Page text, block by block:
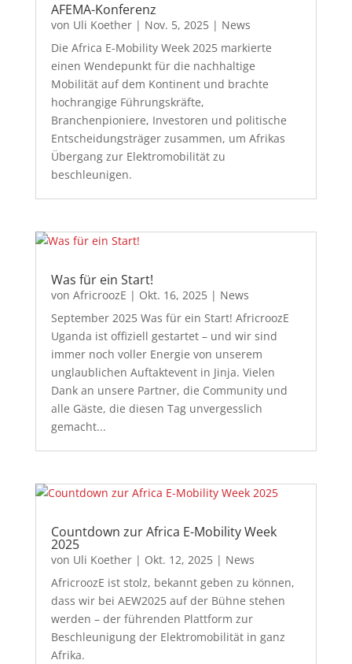
AFEMA-Konferenz
von Uli Koether| Nov. 5, 2025| News
Die Africa E-Mobility Week 2025 markierte
einen Wendepunkt für die nachhaltige
Mobilität auf dem Kontinent und brachte
hochrangige Führungskräfte,
Branchenpioniere, Investoren und politische
Entscheidungsträger zusammen, um Afrikas
Übergang zur Elektromobilität zu
beschleunigen.
Was für ein Start!
von AfricroozE | Okt. 16, 2025| News
September 2025 Was für ein Start! AfricroozE
Uganda ist offiziell gestartet – und wir sind
immer noch voller Energie von unserem
unglaublichen Auftaktevent in Jinja. Vielen
Dank an unsere Partner, die Community und
alle Gäste, die diesen Tag unvergesslich
gemacht...
Countdown zur Africa E-Mobility Week
2025
von Uli Koether| Okt. 12, 2025| News
AfricroozE ist stolz, bekannt geben zu können,
dass wir bei AEW2025 auf der Bühne stehen
werden – der führenden Plattform zur
Beschleunigung der Elektromobilität in ganz
Afrika.